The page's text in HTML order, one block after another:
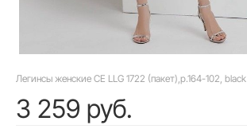
Легинсы женские CE LLG 1722 (пакет),р.164-102, black
3 259 руб.